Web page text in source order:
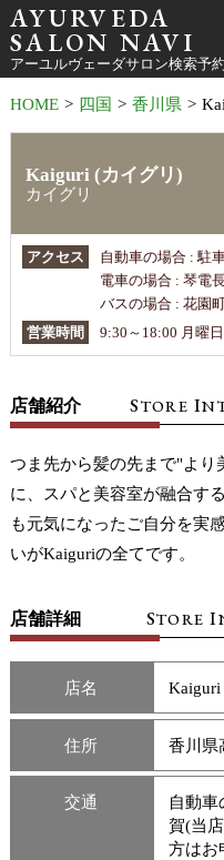
AYURVEDA
SALON NAVI
アーユルヴェーダサロン検索予
HOME > 四国 > 香川県 >
Kaiguri (カイグリ)
カイグリ
アクセス
自動車の場合 : 駐
電車の場合 : 琴電
バスの場合 : 花園
営業時間
9:30～18:00 月曜
店舗紹介 STORE I
つま先から髪の先まで"より
に、スパと美容室が融合す
も元気になったご自分を実
いがKaiguriの全てです。
店舗詳細 STOREI
店名
住所 香川県
交通
自動
賀(当
方はお